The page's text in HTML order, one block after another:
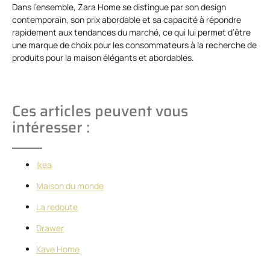
Dans l’ensemble, Zara Home se distingue par son design
contemporain, son prix abordable et sa capacité à répondre
rapidement aux tendances du marché, ce qui lui permet d’être
une marque de choix pour les consommateurs à la recherche de
produits pour la maison élégants et abordables.
Ces articles peuvent vous
intéresser :
Ikea
Maison du monde
La redoute
Drawer
Kave Home